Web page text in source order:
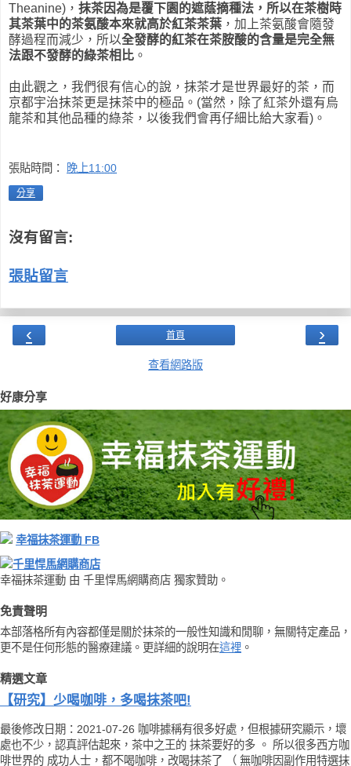
Theanine)， 抹茶因為是覆下園的遮蔭摘種法，所以在茶樹時
其茶葉中的茶氨酸本來就高於紅茶茶葉 ，加上茶氨酸會隨發
酵過程而減少，所以全發酵的紅茶在茶胺酸的含量是完全無
法跟不發酵的綠茶相比 。
由此觀之，我們很有信心的說，抹茶才是世界最好的茶，而
京都宇治抹茶更是抹茶中的極品。(當然，除了紅茶外還有烏
龍茶和其他品種的綠茶，以後我們會再仔細比給大家看)。
張貼時間： 晚上11:00
分享
沒有留言:
張貼留言
‹ ›
首頁
查看網路版
好康分享
幸福抹茶運動 FB
千里悍馬網購商店
幸福抹茶運動 由 千里悍馬網購商店 獨家贊助。
免責聲明
本部落格所有內容都僅是關於抹茶的一般性知識和閒聊，無關特定產品，
更不是任何形態的醫療建議。更詳細的說明在這裡 。
精選文章
【研究】少喝咖啡，多喝抹茶吧!
最後修改日期：2021-07-26 咖啡據稱有很多好處，但根據研究顯示，壞
處也不少，認真評估起來，茶中之王的 抹茶要好的多 。 所以很多西方咖
啡世界的 成功人士，都不喝咖啡，改喝抹茶了 （ 無咖啡因副作用特選抹